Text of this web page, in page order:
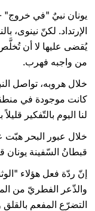
يونان نبيٌ "في خروج" -
الإرتداد. لكنّ نينوى،
يُقضى عليها لا أن
من واجبه فهرب.
خلال هروبه، تواصل
كانت موجودة في
لنا اليوم بالتّفكير
قبطانُ السّفينة يونان
إنّ ردّة فعل هؤلاء
والذّعر الفطريّ من
التضرّع المفعم